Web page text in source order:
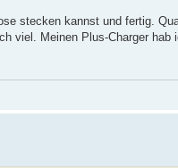
stecken kannst und fertig.
viel. Meinen Plus-Charger hab